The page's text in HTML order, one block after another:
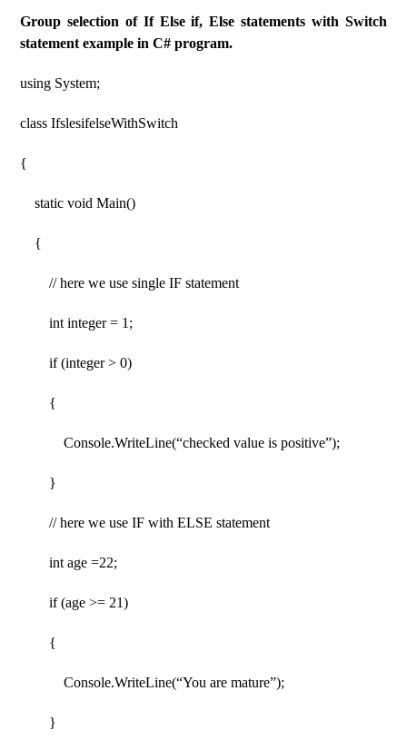
Group selection of If Else if, Else statements with Switch
statement example in C# program.
using System;
class IfslesifelseWithSwitch
{
static void Main()
{
// here we use single IF statement
int integer = 1;
if (integer > 0)
{
Console.WriteLine(“checked value is positive”);
}
// here we use IF with ELSE statement
int age =22;
if (age >= 21)
{
Console.WriteLine(“You are mature”);
}